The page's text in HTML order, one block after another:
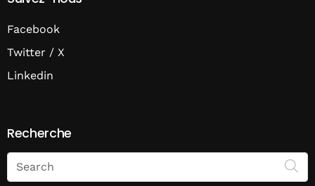
Facebook
Twitter / X
Linkedin
Recherche
Search
on